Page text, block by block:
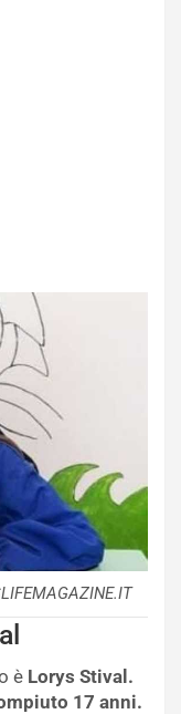
è Lorys Stival.
17 anni.